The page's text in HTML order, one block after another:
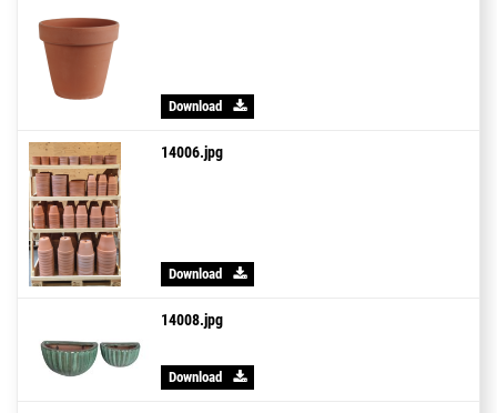
Download
14006.jpg
Download
14008.jpg
Download